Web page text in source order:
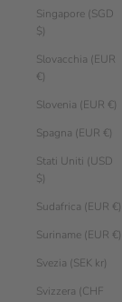
Singapore (SGD
$)
Slovacchia (EUR
€)
Slovenia (EUR €)
Spagna (EUR €)
Stati Uniti (USD
$)
Sudafrica (EUR €)
Suriname (EUR €)
Svezia (SEK kr)
Svizzera (CHF